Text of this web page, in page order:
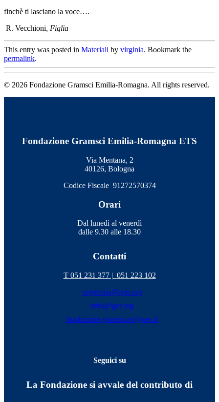
finchè ti lasciano la voce….
R. Vecchioni, Figlia
This entry was posted in Materiali by virginia. Bookmark the
permalink.
© 2026 Fondazione Gramsci Emilia-Romagna. All rights reserved.
Fondazione Gramsci Emilia-Romagna ETS
Via Mentana, 2
40126, Bologna
Codice Fiscale 91272570374
Orari
Dal lunedì al venerdì
dalle 9.30 alle 18.30
Contatti
T 051 231 377 | 051 223 102
segreteria@iger.org
info@iger.org
fondazione.gramsci-er@pec.it
Seguici su
La Fondazione si avvale del contributo di